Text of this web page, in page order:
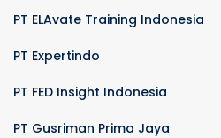
PT ELAvate Training Indonesia
PT Expertindo
PT FED Insight Indonesia
PT Gusriman Prima Jaya